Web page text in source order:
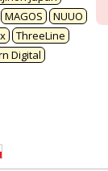
MAGOS
NUUO
ThreeLine
Digital